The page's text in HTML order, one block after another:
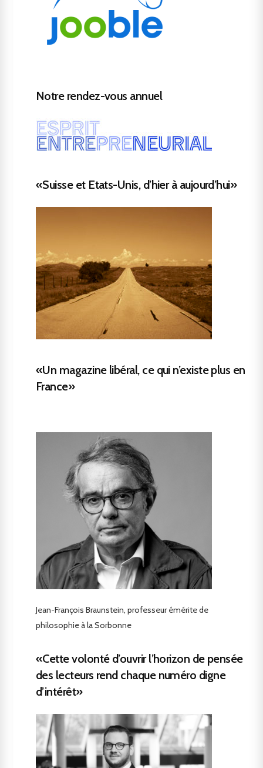
Notre rendez-vous annuel
«Suisse et Etats-Unis, d’hier à aujourd’hui»
«Un magazine libéral, ce qui n’existe plus en
France»
Jean-François Braunstein, professeur émérite de
philosophie à la Sorbonne
«Cette volonté d’ouvrir l’horizon de pensée
des lecteurs rend chaque numéro digne
d’intérêt»